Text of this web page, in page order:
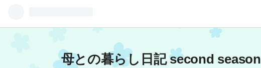
母との暮らし日記 second season